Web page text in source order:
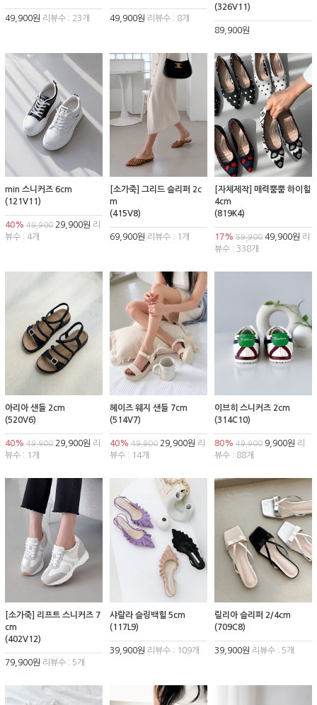
49,900원 리뷰수 : 23개 49,900원 리뷰수 : 8개
(326V11)
89,900원
min 스니커즈 6cm
(121V11)
40% 49,900 29,900원 리
뷰수 : 4개
[소가죽] 그리드 슬리퍼 2c
m
(415V8)
69,900원 리뷰수 : 1개
[자체제작] 매력뿜뿜 하이힐
4cm
(819K4)
17% 59,90049,900원 리
뷰수 : 338개
아리아 샌들 2cm
(520V6)
40% 49,900 29,900원 리
뷰수 : 1개
헤이즈 웨지 샌들 7cm
(514V7)
40% 49,90029,900원 리
뷰수 : 14개
이브히 스니커즈 2cm
(314C10)
80% 49,9009,900원 리
뷰수 : 88개
[소가죽] 리프트 스니커즈 7
cm
(402V12)
79,900원 리뷰수 : 5개
샤랄라 슬링백힐 5cm
(117L9)
39,900원 리뷰수 : 109개
릴리아 슬리퍼 2/4cm
(709C8)
39,900원 리뷰수 : 5개